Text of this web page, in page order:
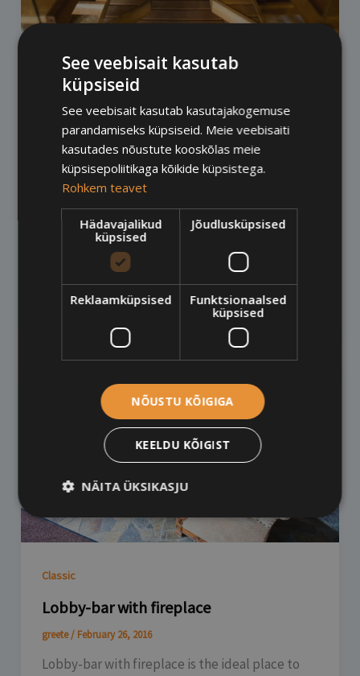
Classic
Sauna and jacuzzi
February 26, 2016
Our sauna and jacuzzi offers a great relaxation
for any company.
Classic
Lobby-bar with fireplace
greete/ February 26, 2016
Lobby-bar with fireplace is the ideal place to
See veebisait kasutab
küpsiseid
See veebisait kasutab kasutajakogemuse
parandamiseks küpsiseid. Meie veebisaiti
kasutades nõustute kooskõlas meie
küpsisepoliitikaga kõikide küpsistega.
Rohkem teavet
Hädavajalikud
küpsised
Jõudlusküpsised
Reklaamküpsised
Funktsionaalsed
küpsised
NÕUSTU KÕIGIGA
KEELDU KÕIGIST
NÄITA ÜKSIKASJU